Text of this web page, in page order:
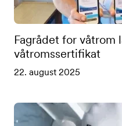
Fagrådet for våtrom
våtromssertifikat
22. august 2025